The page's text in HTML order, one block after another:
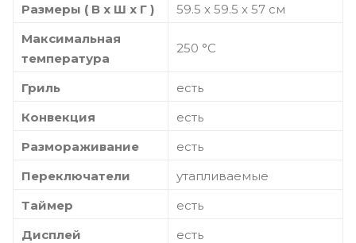
Размеры ( В х Ш х Г )
59.5 х 59.5 x 57 см
Максимальная
температура
250 °С
Гриль
есть
Конвекция
есть
Размораживание
есть
Переключатели
утапливаемые
Таймер
есть
Дисплей
есть